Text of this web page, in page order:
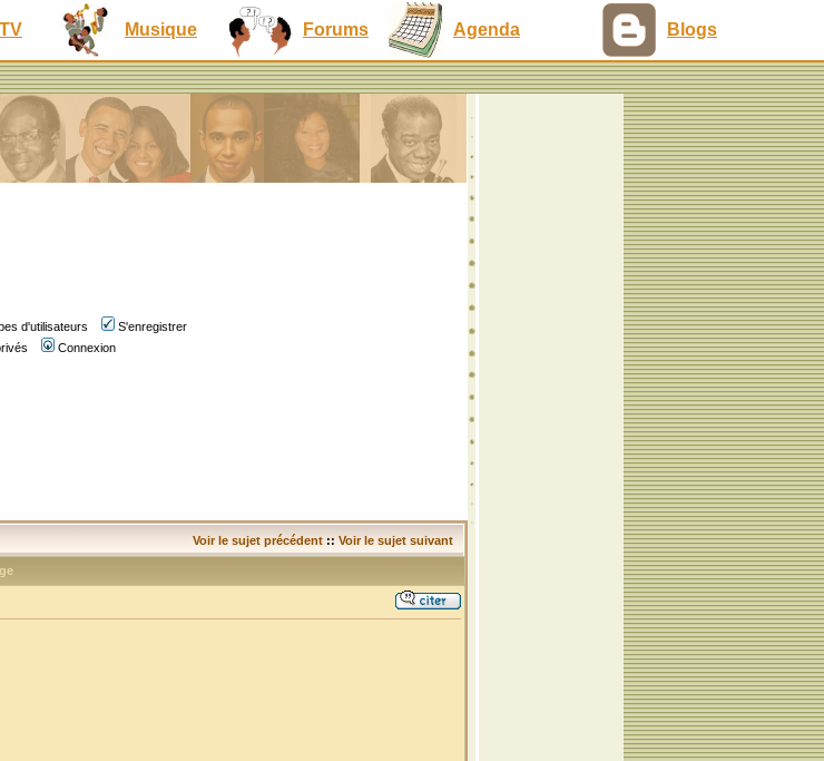
TV Musique Forums Agenda Blogs
d'utilisateurs
S'enregistrer
Connexion
Voir le sujet précédent :: Voir le sujet suivant